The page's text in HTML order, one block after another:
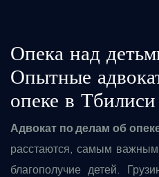
Опека над
Опытные
опеке в Тбилиси
Адвокат по делам об
расстаются, самым важным
благополучие детей.